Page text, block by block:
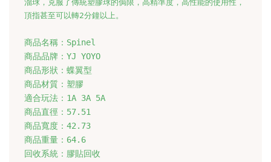
溜球，克服了傳統塑膠球的侷限，高精準度，高性能的使用性，
頂指甚至可以轉2分鐘以上。
商品名稱： Spinel
商品品牌： YJ YOYO
商品形狀：蝶翼型
商品材質：塑膠
適合玩法：1A 3A 5A
商品直徑： 57.51
商品寬度： 42.73
商品重量： 64.6
回收系統：膠貼回收